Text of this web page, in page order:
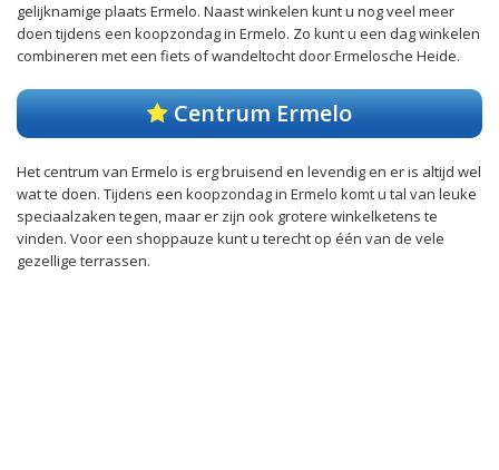
gelijknamige plaats Ermelo. Naast winkelen kunt u nog veel meer
doen tijdens een koopzondag in Ermelo. Zo kunt u een dag winkelen
combineren met een fiets of wandeltocht door Ermelosche Heide.
Centrum Ermelo
Het centrum van Ermelo is erg bruisend en levendig en er is altijd wel
wat te doen. Tijdens een koopzondag in Ermelo komt u tal van leuke
speciaalzaken tegen, maar er zijn ook grotere winkelketens te
vinden. Voor een shoppauze kunt u terecht op één van de vele
gezellige terrassen.